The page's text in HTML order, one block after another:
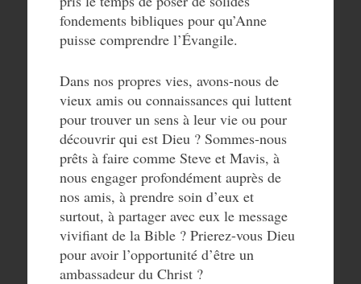
fondements bibliques pour qu’Anne
puisse comprendre l’Évangile.
Dans nos propres vies, avons-nous de
vieux amis ou connaissances qui luttent
pour trouver un sens à leur vie ou pour
découvrir qui est Dieu ? Sommes-nous
prêts à faire comme Steve et Mavis, à
nous engager profondément auprès de
nos amis, à prendre soin d’eux et
surtout, à partager avec eux le message
vivifiant de la Bible ? Prierez-vous Dieu
pour avoir l’opportunité d’être un
ambassadeur du Christ ?